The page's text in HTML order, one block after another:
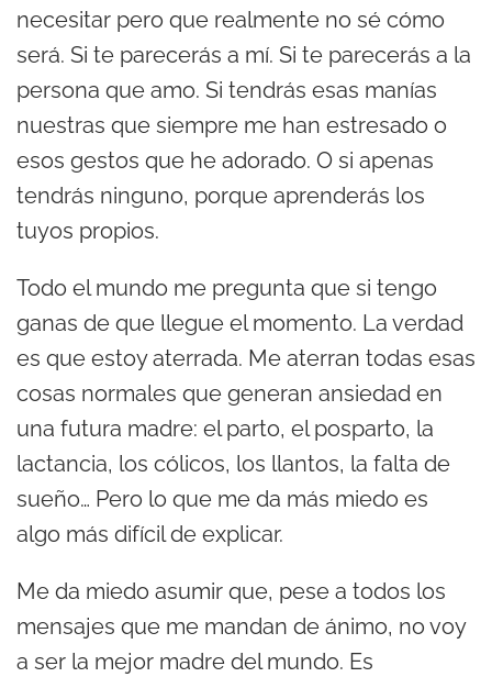
necesitar pero que realmente no sé cómo
será. Si te parecerás a mí. Si te parecerás a la
persona que amo. Si tendrás esas manías
nuestras que siempre me han estresado o
esos gestos que he adorado. O si apenas
tendrás ninguno, porque aprenderás los
tuyos propios.
Todo el mundo me pregunta que si tengo
ganas de que llegue el momento. La verdad
es que estoy aterrada. Me aterran todas esas
cosas normales que generan ansiedad en
una futura madre: el parto, el posparto, la
lactancia, los cólicos, los llantos, la falta de
sueño… Pero lo que me da más miedo es
algo más difícil de explicar.
Me da miedo asumir que, pese a todos los
mensajes que me mandan de ánimo, no voy
a ser la mejor madre del mundo. Es